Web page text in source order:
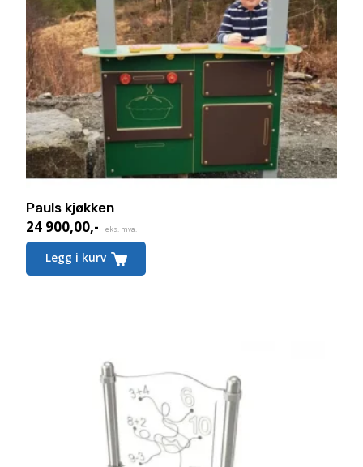
Pauls kjøkken
24 900,00,- eks. mva.
Legg i kurv